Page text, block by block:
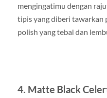
mengingatimu dengan
tipis yang diberi
polish yang tebal dan
4. Matte Black